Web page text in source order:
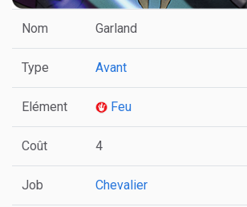
Nom Garland
Type Avant
Elément Feu
Coût 4
Job Chevalier